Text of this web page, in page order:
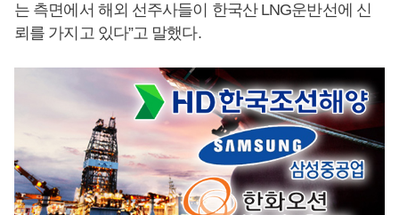
는 측면에서 해외 선주사들이 한국산 LNG운반선에 신
뢰를 가지고 있다”고 말했다.